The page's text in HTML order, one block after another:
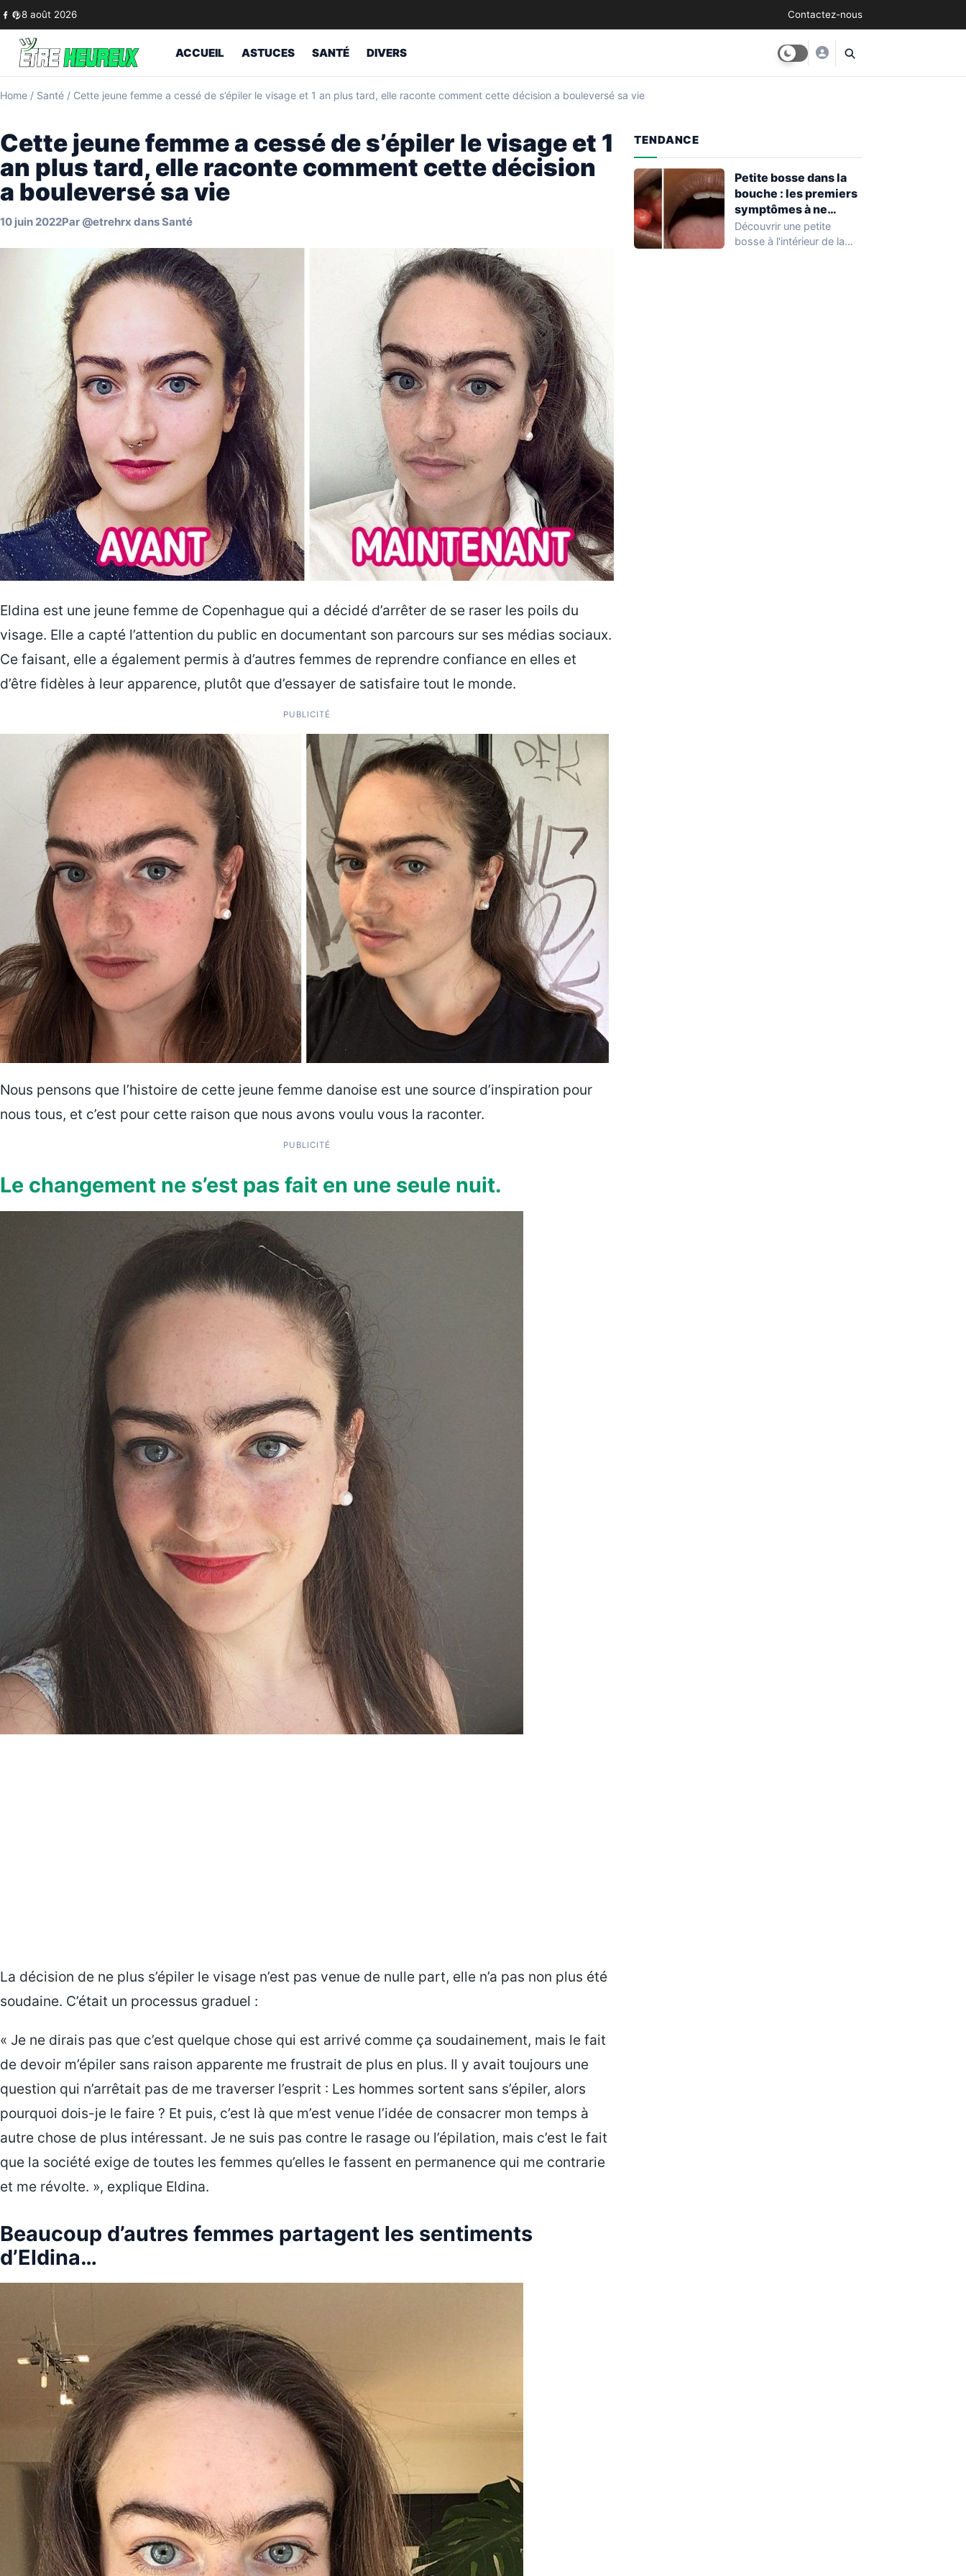
Skip to content
8 août 2026 Contactez-nous
ACCUEIL ASTUCES SANTÉ DIVERS
Home / Santé / Cette jeune femme a cessé de s’épiler le visage et 1 an plus tard, elle raconte comment cette décision a bouleversé sa vie
Cette jeune femme a cessé de s’épiler le visage et 1
an plus tard, elle raconte comment cette décision
a bouleversé sa vie
10 juin 2022Par @etrehrx dansSanté
Eldina est une jeune femme de Copenhague qui a décidé d’arrêter de se raser les poils du
visage. Elle a capté l’attention du public en documentant son parcours sur ses médias sociaux.
Ce faisant, elle a également permis à d’autres femmes de reprendre confiance en elles et
d’être fidèles à leur apparence, plutôt que d’essayer de satisfaire tout le monde.
PUBLICITÉ
Nous pensons que l’histoire de cette jeune femme danoise est une source d’inspiration pour
nous tous, et c’est pour cette raison que nous avons voulu vous la raconter.
PUBLICITÉ
Le changement ne s’est pas fait en une seule nuit.
La décision de ne plus s’épiler le visage n’est pas venue de nulle part, elle n’a pas non plus été
soudaine. C’était un processus graduel :
« Je ne dirais pas que c’est quelque chose qui est arrivé comme ça soudainement, mais le fait
de devoir m’épiler sans raison apparente me frustrait de plus en plus. Il y avait toujours une
question qui n’arrêtait pas de me traverser l’esprit : Les hommes sortent sans s’épiler, alors
pourquoi dois-je le faire ? Et puis, c’est là que m’est venue l’idée de consacrer mon temps à
autre chose de plus intéressant. Je ne suis pas contre le rasage ou l’épilation, mais c’est le fait
que la société exige de toutes les femmes qu’elles le fassent en permanence qui me contrarie
et me révolte. », explique Eldina.
Beaucoup d’autres femmes partagent les sentiments
d’Eldina…
TENDANCE
Petite bosse dans la
bouche : les premiers
symptômes à ne
surtout pas ignorer
Découvrir une petite
bosse à l'intérieur de la